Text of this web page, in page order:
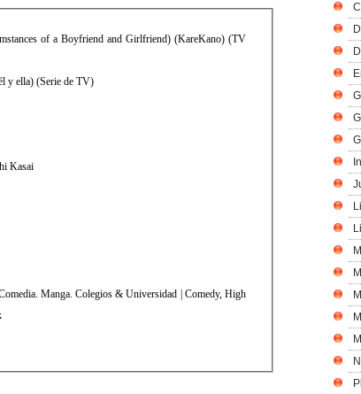
of a Boyfriend and Girlfriend) (KareKano) (TV
y ella) (Serie de TV)
Kasai
Manga. Colegios & Universidad | Comedy, High